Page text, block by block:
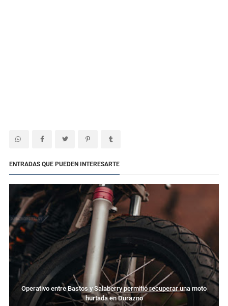
ENTRADAS QUE PUEDEN INTERESARTE
Operativo entre Bastos y Salaberry permitió recuperar una moto
hurtada en Durazno